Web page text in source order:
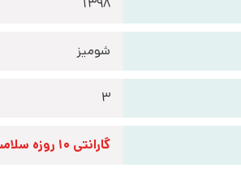
1398
شومیز
3
گارانتی 10 روزه سلامت فیزیکی کتاب